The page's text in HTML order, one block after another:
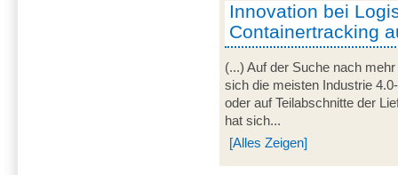
Innovation bei
Containertracking
(...) Auf der Suche nach
sich die meisten Industrie
oder auf Teilabschnitte der
hat sich...
[Alles Zeigen]